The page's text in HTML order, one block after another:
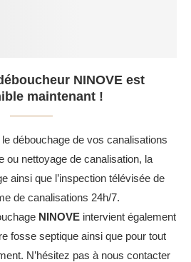
NINOVE est
maintenant !
débouchage de vos canalisations
ou nettoyage de canalisation, la
ainsi que l’inspection télévisée de
de canalisations 24h/7.
NINOVE intervient également
fosse septique ainsi que pour tout
N’hésitez pas à nous contacter